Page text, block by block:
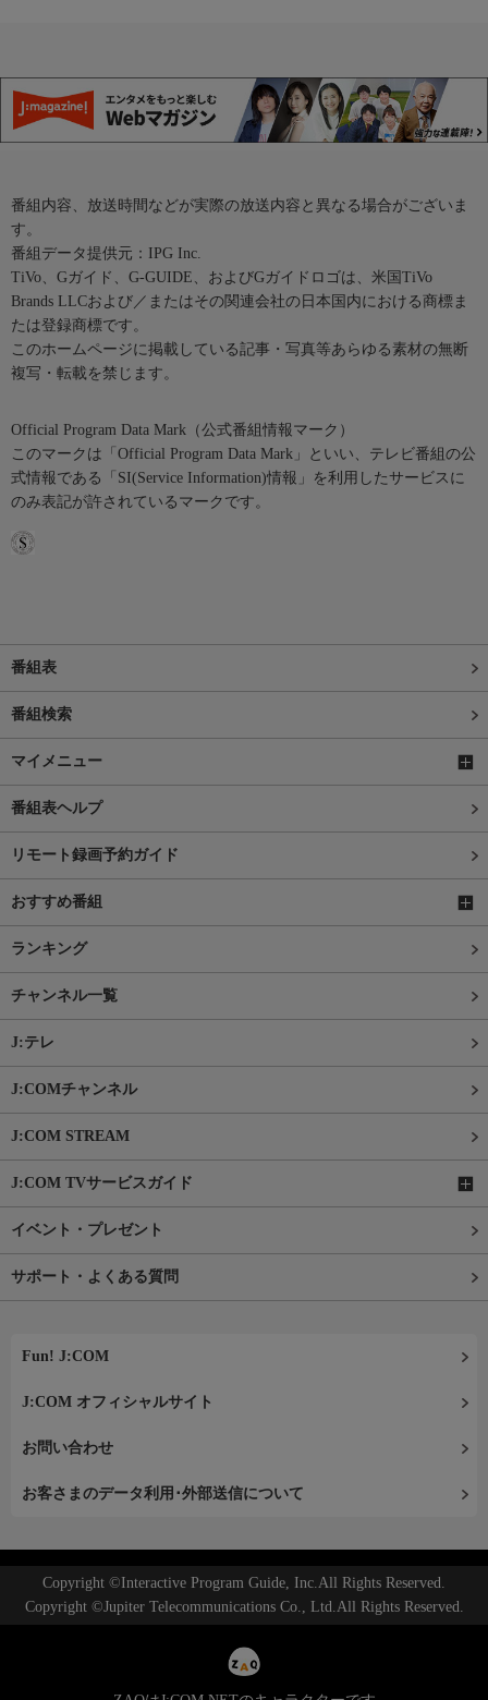
番組内容、放送時間などが実際の放送内容と異なる場合がございま
す。
番組データ提供元：IPG Inc.
TiVo、Gガイド、G-GUIDE、およびGガイドロゴは、米国TiVo
Brands LLCおよび／またはその関連会社の日本国内における商標ま
たは登録商標です。
このホームページに掲載している記事・写真等あらゆる素材の無断
複写・転載を禁じます。
Official Program Data Mark（公式番組情報マーク）
このマークは「Official Program Data Mark」といい、テレビ番組の公
式情報である「SI(Service Information)情報」を利用したサービスに
のみ表記が許されているマークです。
番組表
番組検索
マイメニュー
番組表ヘルプ
リモート録画予約ガイド
おすすめ番組
ランキング
チャンネル一覧
J:テレ
J:COMチャンネル
J:COM STREAM
J:COM TVサービスガイド
イベント・プレゼント
サポート・よくある質問
Fun! J:COM
J:COM オフィシャルサイト
お問い合わせ
お客さまのデータ利用･外部送信について
Copyright ©Interactive Program Guide, Inc.All Rights Reserved.
Copyright ©Jupiter Telecommunications Co., Ltd.All Rights Reserved.